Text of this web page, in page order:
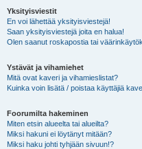
Yksityisviestit
En voi lähettää yksityisviestejä!
Saan yksityisviestejä joita en halua!
Olen saanut roskapostia tai
Ystävät ja vihamiehet
Mitä ovat kaveri ja vihamieslistat?
Kuinka voin lisätä / poistaa käyttäjiä
Foorumilta hakeminen
Miten etsin alueelta tai alueilta?
Miksi hakuni ei löytänyt mitään?
Miksi haku johti tyhjään sivuun!?